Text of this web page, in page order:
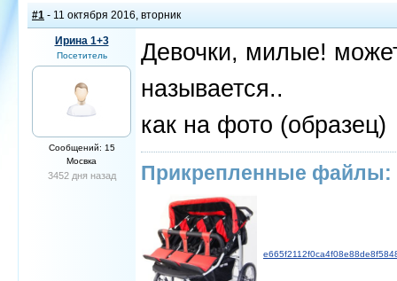
#1 - 11 октября 2016, вторник
Ирина 1+3
Посетитель
Сообщений: 15
Мосвка
3452 дня назад
Девочки, милые!
называется..
как на фото (образец)
Прикрепленные файлы: